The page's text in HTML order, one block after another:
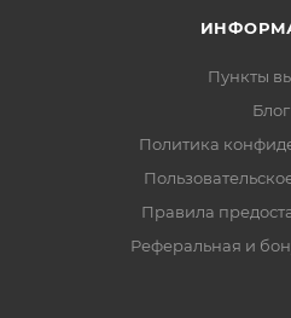
Пункты
Блог
Политика
Правила
Реферальная и